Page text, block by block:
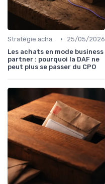
Stratégie achats •
25/05/2026
Les achats en mode business
partner : pourquoi la DAF ne
peut plus se passer du CPO